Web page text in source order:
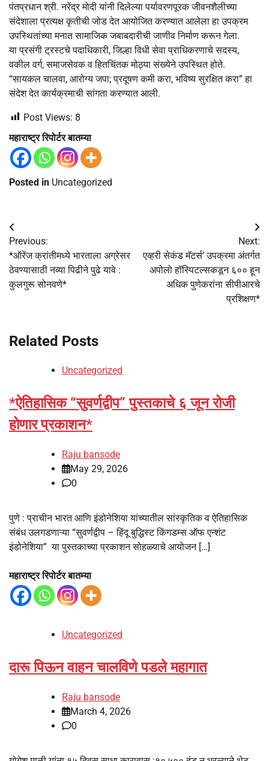
पंतप्रधान श्री. नरेंद्र मोदी यांनी दिलेल्या पर्यावरणपूरक जीवनशैलीच्या
संदेशाला प्रत्यक्ष कृतीची जोड देत आयोजित करण्यात आलेला हा उपक्रम
उपस्थितांच्या मनात सामाजिक जबाबदारीची जाणीव निर्माण करून गेला.
या प्रसंगी ट्रस्टचे पदाधिकारी, जिल्हा विधी सेवा प्राधिकरणाचे सदस्य,
वकील वर्ग, समाजसेवक व हितचिंतक मोठ्या संख्येने उपस्थित होते.
“सायकल चालवा, आरोग्य जपा; प्रदूषण कमी करा, भविष्य सुरक्षित करा” हा
संदेश देत कार्यक्रमाची सांगता करण्यात आली.
Post Views: 8
महाराष्ट्र रिपोर्टर बातम्या
Posted in Uncategorized
Post
navigation
Previous:
*ऑरेंज क्रांतीमध्ये भारताला अग्रेसर
ठेवण्यासाठी नव्या पिढीने पुढे यावे :
कुलगुरू सोनवणे*
Next:
एव्हरी सेकंड मॅटर्स’ उपक्रमा अंतर्गत
अपोलो हॉस्पिटल्सकडून ६०० हून
अधिक पुणेकरांना सीपीआरचे
प्रशिक्षण*
Related Posts
Uncategorized
*ऐतिहासिक “सुवर्णद्वीप” पुस्तकाचे ६ जून रोजी
होणार प्रकाशन*
Raju bansode
May 29, 2026
0
पुणे : प्राचीन भारत आणि इंडोनेशिया यांच्यातील सांस्कृतिक व ऐतिहासिक
संबंध उलगडणाऱ्या “सुवर्णद्वीप – हिंदू बुद्धिस्ट किंगडम्स ऑफ एन्शंट
इंडोनेशिया” या पुस्तकाच्या प्रकाशन सोहळ्याचे आयोजन […]
महाराष्ट्र रिपोर्टर बातम्या
Uncategorized
दारू पिऊन वाहन चालविणे पडले महागात
Raju bansode
March 4, 2026
0